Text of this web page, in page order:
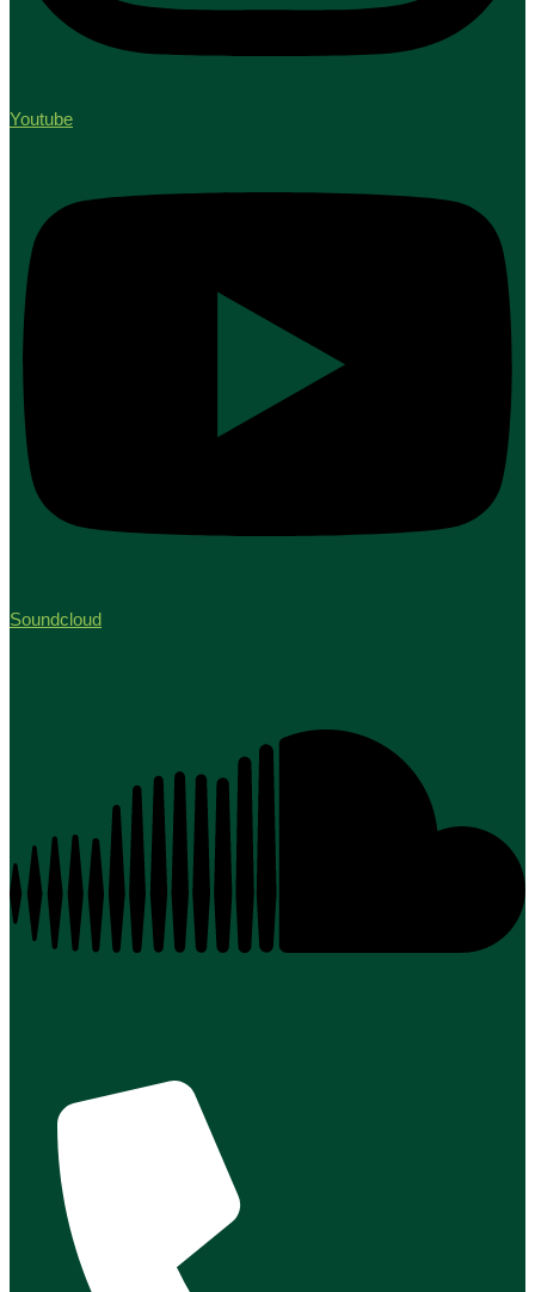
Youtube
Soundcloud